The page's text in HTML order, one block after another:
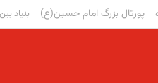
پورتال بزرگ امام حسین(ع) بنیاد